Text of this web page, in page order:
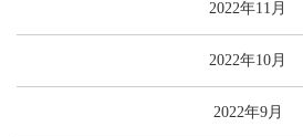
2022年11月
2022年10月
2022年9月